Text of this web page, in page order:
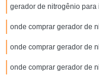
gerador de nitrogênio
onde comprar gerador de
onde comprar gerador de
onde comprar gerador de